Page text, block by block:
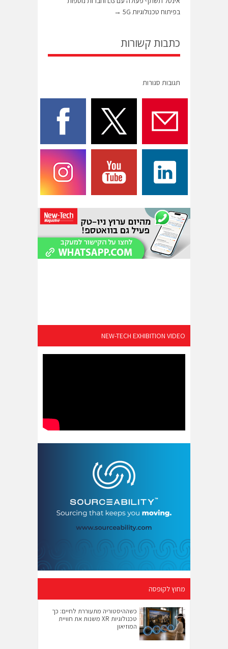
בפיתוח טכנולוגיות 5G
→
כתבות קשורות
תגובות סגורות
NEW-TECH EXHIBITION VIDEO
מחוץ לקופסה
כשההיסטוריה מתעוררת לחיים: כך
טכנולוגיות XR משנות את חוויית
המוזיאון